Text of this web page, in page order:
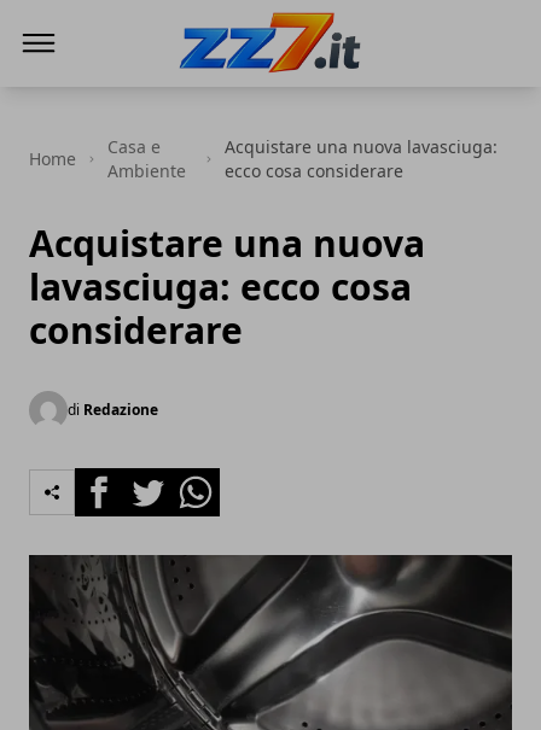
Home
Casa e
Ambiente
Acquistare una nuova lavasciuga:
ecco cosa considerare
Acquistare una nuova
lavasciuga: ecco cosa
considerare
di Redazione
FacebookTwitterWhatsapp